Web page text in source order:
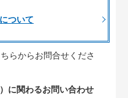
ついて
らからお問合せくださ
に関わるお問い合わせ